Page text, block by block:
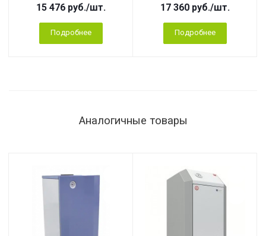
15 476 руб./шт.
Подробнее
17 360 руб./шт.
Подробнее
Аналогичные товары